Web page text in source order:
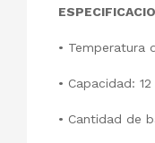
• Temperatura
• Capacidad:
• Cantidad de